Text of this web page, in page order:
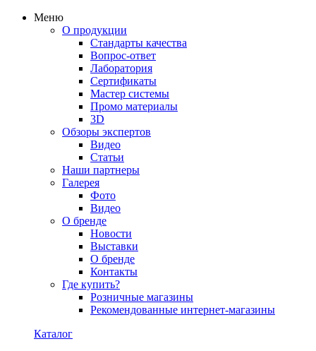
Меню
О продукции
Стандарты качества
Вопрос-ответ
Лаборатория
Сертификаты
Мастер системы
Промо материалы
3D
Обзоры экспертов
Видео
Статьи
Наши партнеры
Галерея
Фото
Видео
О бренде
Новости
Выставки
О бренде
Контакты
Где купить?
Розничные магазины
Рекомендованные интернет-магазины
Каталог